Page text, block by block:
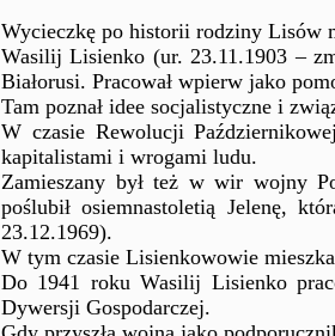
Wycieczkę po historii rodziny Lisów
Wasilij Lisienko (ur. 23.11.1903 –
Białorusi. Pracował wpierw jako
Tam poznał idee socjalistyczne i
W czasie Rewolucji
kapitalistami i wrogami ludu.
Zamieszany był też w wir wojny
poślubił osiemnastoletią Jelenę,
23.12.1969).
W tym czasie Lisienkowowie
Do 1941 roku Wasilij Lisienko
Dywersji Gospodarczej.